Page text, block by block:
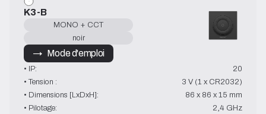
K3-B
MONO + CCT
noir
→   Mode d'emploi
• IP:
20
• Tension :
3 V (1 x CR2032)
• Dimensions [LxDxH]:
86 x 86 x 15 mm
• Pilotage:
2,4 GHz